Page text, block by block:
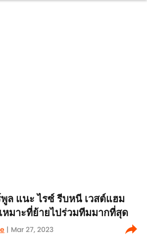
ล แนะ ไรซ์ รีบหนี เวสต์แฮม
มาะที่ย้ายไปร่วมทีมมากที่สุด
| Mar 27, 2023